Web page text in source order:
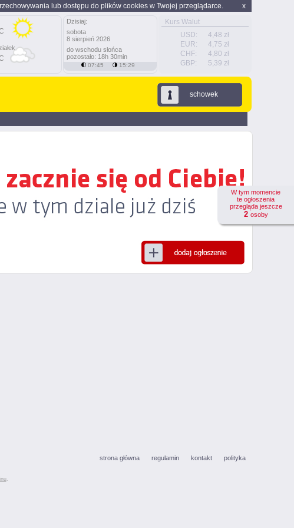
x
lub dostępu do plików cookies w Twojej przeglądarce.
Kurs Walut
USD:
4,48 zł
EUR:
4,75 zł
CHF:
4,80 zł
GBP:
5,39 zł
Dzisiaj:
sobota
8 sierpień 2026
do wschodu słońca
pozostało: 18h 30min
07:45 15:29
schowek
W tym momencie
te ogłoszenia
przegląda jeszcze
2 osoby
strona główna regulamin kontakt polityka
.